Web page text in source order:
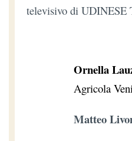
televisivo di UDINESE
Ornella
Agricola
Matteo